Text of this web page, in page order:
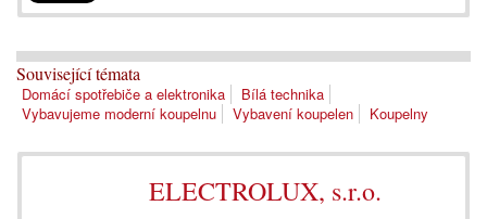
Související témata
Domácí spotřebiče a elektronika
Bílá technika
Vybavujeme moderní koupelnu
Vybavení koupelen Koupelny
ELECTROLUX, s.r.o.